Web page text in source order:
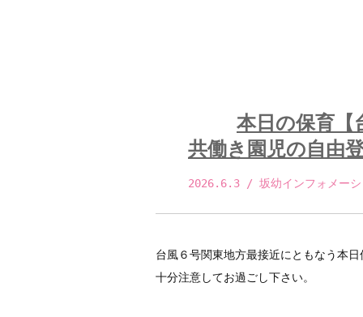
本日の保育【
共働き園児の自由
2026.6.3 / 坂幼インフォメー
台風６号関東地方最接近にともなう本
十分注意してお過ごし下さい。